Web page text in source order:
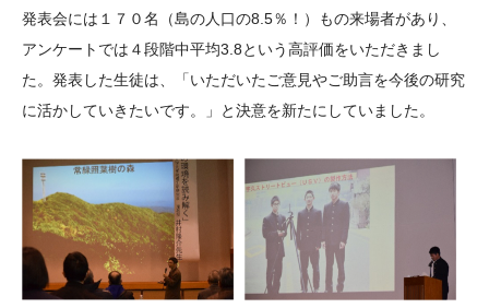
発表会には１７０名（島の人口の8.5％！）もの来場者があり、
アンケートでは４段階中平均3.8という高評価をいただきまし
た。発表した生徒は、「いただいたご意見やご助言を今後の研究
に活かしていきたいです。」と決意を新たにしていました。